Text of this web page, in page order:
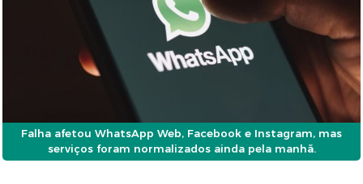
Falha afetou WhatsApp Web, Facebook e Instagram, mas
serviços foram normalizados ainda pela manhã.